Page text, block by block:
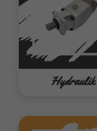
Hydraulik